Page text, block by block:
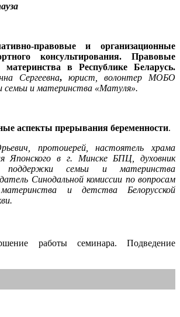
правовые иорганизационные
консультирования. Правовые
в Республике Беларусь.
Сергеевна, юрист, волонтер МОБО
и материнства «Матуля».
аспекты прерывания беременности.
протоиерей, настоятель храма
Японского в г. Минске БПЦ, духовник
семьи и материнства
Синодальной комиссии по вопросам
и детства Белорусской
работы семинара. Подведение